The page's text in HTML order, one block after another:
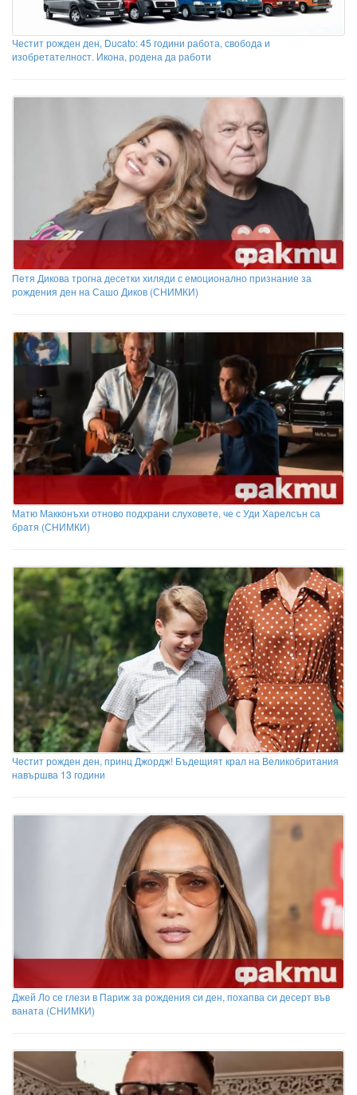
Честит рожден ден, Ducato: 45 години работа, свобода и
изобретателност. Икона, родена да работи
Петя Дикова трогна десетки хиляди с емоционално признание за
рождения ден на Сашо Диков (СНИМКИ)
Матю Макконъхи отново подхрани слуховете, че с Уди Харелсън са
братя (СНИМКИ)
Честит рожден ден, принц Джордж! Бъдещият крал на Великобритания
навършва 13 години
Джей Ло се глези в Париж за рождения си ден, похапва си десерт във
ваната (СНИМКИ)